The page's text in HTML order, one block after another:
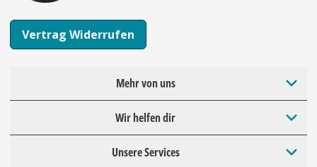
Vertrag Widerrufen
Mehr von uns
Wir helfen dir
Unsere Services